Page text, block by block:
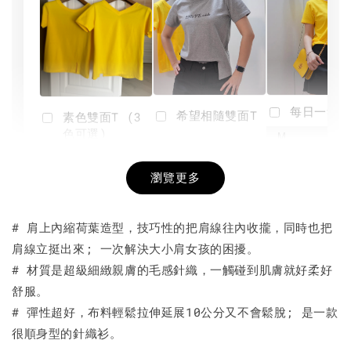
素色雙面T (3
+
希望相隨雙面T
NT$ 190
-
每日一笑
加入購物車
瀏覽更多
# 肩上內縮荷葉造型，技巧性的把肩線往內收攏，同時也把
肩線立挺出來; 一次解決大小肩女孩的困擾。
# 材質是超級細緻親膚的毛感針織，一觸碰到肌膚就好柔好
舒服。
# 彈性超好，布料輕鬆拉伸延展10公分又不會鬆脫; 是一款
很順身型的針織衫。